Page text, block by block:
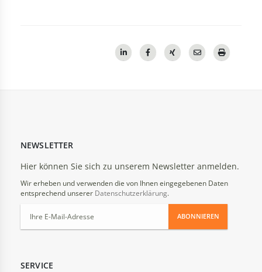
NEWSLETTER
Hier können Sie sich zu unserem Newsletter anmelden.
Wir erheben und verwenden die von Ihnen eingegebenen Daten
entsprechend unserer Datenschutzerklärung.
ABONNIEREN
SERVICE